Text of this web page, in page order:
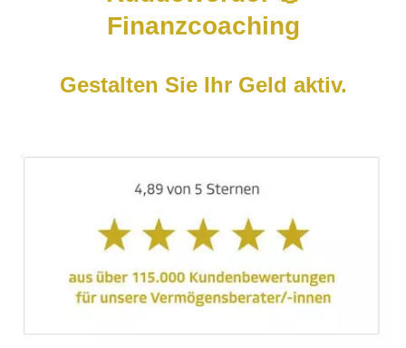
Finanzcoaching
Gestalten Sie Ihr Geld aktiv.